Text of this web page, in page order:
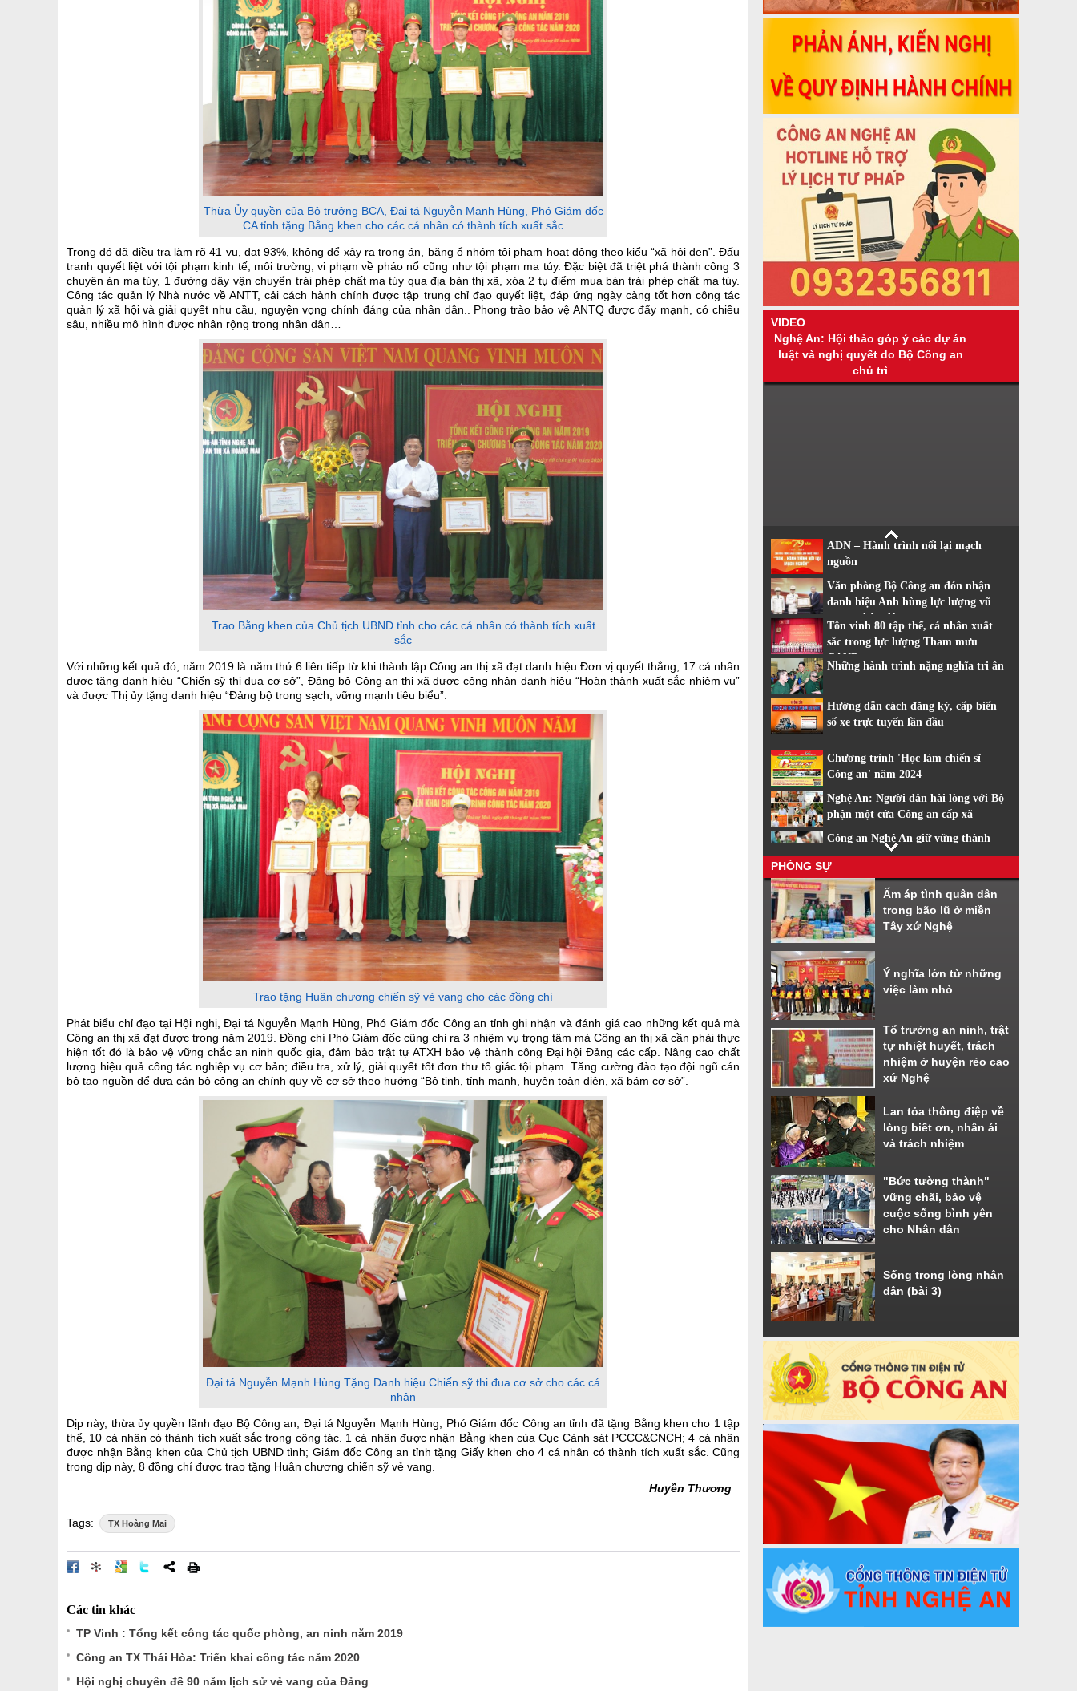
Thừa Ủy quyền của Bộ trưởng BCA, Đại tá Nguyễn Mạnh Hùng, Phó Giám đốc
CA tỉnh tặng Bằng khen cho các cá nhân có thành tích xuất sắc
Trong đó đã điều tra làm rõ 41 vụ, đạt 93%, không để xảy ra trọng án, băng ổ nhóm tội phạm hoạt động theo kiểu “xã hội đen”. Đấu
tranh quyết liệt với tội phạm kinh tế, môi trường, vi phạm về pháo nổ cũng như tội phạm ma túy. Đặc biệt đã triệt phá thành công 3
chuyên án ma túy, 1 đường dây vận chuyển trái phép chất ma túy qua địa bàn thị xã, xóa 2 tụ điểm mua bán trái phép chất ma túy.
Công tác quản lý Nhà nước về ANTT, cải cách hành chính được tập trung chỉ đạo quyết liệt, đáp ứng ngày càng tốt hơn công tác
quản lý xã hội và giải quyết nhu cầu, nguyện vọng chính đáng của nhân dân.. Phong trào bảo vệ ANTQ được đẩy mạnh, có chiều
sâu, nhiều mô hình được nhân rộng trong nhân dân…
Trao Bằng khen của Chủ tịch UBND tỉnh cho các cá nhân có thành tích xuất
sắc
Với những kết quả đó, năm 2019 là năm thứ 6 liên tiếp từ khi thành lập Công an thị xã đạt danh hiệu Đơn vị quyết thắng, 17 cá nhân
được tặng danh hiệu “Chiến sỹ thi đua cơ sở”, Đảng bộ Công an thị xã được công nhận danh hiệu “Hoàn thành xuất sắc nhiệm vụ”
và được Thị ủy tặng danh hiệu “Đảng bộ trong sạch, vững mạnh tiêu biểu”.
Trao tặng Huân chương chiến sỹ vẻ vang cho các đồng chí
Phát biểu chỉ đạo tại Hội nghị, Đại tá Nguyễn Mạnh Hùng, Phó Giám đốc Công an tỉnh ghi nhận và đánh giá cao những kết quả mà
Công an thị xã đạt được trong năm 2019. Đồng chí Phó Giám đốc cũng chỉ ra 3 nhiệm vụ trọng tâm mà Công an thị xã cần phải thực
hiện tốt đó là bảo vệ vững chắc an ninh quốc gia, đảm bảo trật tự ATXH bảo vệ thành công Đại hội Đảng các cấp. Nâng cao chất
lượng hiệu quả công tác nghiệp vụ cơ bản; điều tra, xử lý, giải quyết tốt đơn thư tố giác tội phạm. Tăng cường đào tạo đội ngũ cán
bộ tạo nguồn để đưa cán bộ công an chính quy về cơ sở theo hướng “Bộ tinh, tỉnh mạnh, huyện toàn diện, xã bám cơ sở”.
Đại tá Nguyễn Mạnh Hùng Tặng Danh hiệu Chiến sỹ thi đua cơ sở cho các cá
nhân
Dịp này, thừa ủy quyền lãnh đạo Bộ Công an, Đại tá Nguyễn Mạnh Hùng, Phó Giám đốc Công an tỉnh đã tặng Bằng khen cho 1 tập
thể, 10 cá nhân có thành tích xuất sắc trong công tác. 1 cá nhân được nhận Bằng khen của Cục Cảnh sát PCCC&CNCH; 4 cá nhân
được nhận Bằng khen của Chủ tịch UBND tỉnh; Giám đốc Công an tỉnh tặng Giấy khen cho 4 cá nhân có thành tích xuất sắc. Cũng
trong dịp này, 8 đồng chí được trao tặng Huân chương chiến sỹ vẻ vang.
Huyền Thương
Tags: TX Hoàng Mai
Các tin khác
TP Vinh : Tổng kết công tác quốc phòng, an ninh năm 2019
Công an TX Thái Hòa: Triển khai công tác năm 2020
Hội nghị chuyên đề 90 năm lịch sử vẻ vang của Đảng
VIDEO
Nghệ An: Hội thảo góp ý các dự án
luật và nghị quyết do Bộ Công an
chủ trì
ADN – Hành trình nối lại mạch
nguồn
Văn phòng Bộ Công an đón nhận
danh hiệu Anh hùng lực lượng vũ
trang nhân dân
Tôn vinh 80 tập thể, cá nhân xuất
sắc trong lực lượng Tham mưu
CAND
Những hành trình nặng nghĩa tri ân
Hướng dẫn cách đăng ký, cấp biển
số xe trực tuyến lần đầu
Chương trình 'Học làm chiến sĩ
Công an' năm 2024
Nghệ An: Người dân hài lòng với Bộ
phận một cửa Công an cấp xã
Công an Nghệ An giữ vững thành
tích dẫn đầu về cải cách hành chính
Nhiều tiện ích khi sử dụng phần
mềm VNeiD
Cách đăng ký tài khoản định danh
điện tử
PHÓNG SỰ
Ấm áp tình quân dân
trong bão lũ ở miền
Tây xứ Nghệ
Ý nghĩa lớn từ những
việc làm nhỏ
Tổ trưởng an ninh, trật
tự nhiệt huyết, trách
nhiệm ở huyện rẻo cao
xứ Nghệ
Lan tỏa thông điệp về
lòng biết ơn, nhân ái
và trách nhiệm
"Bức tường thành"
vững chãi, bảo vệ
cuộc sống bình yên
cho Nhân dân
Sống trong lòng nhân
dân (bài 3)